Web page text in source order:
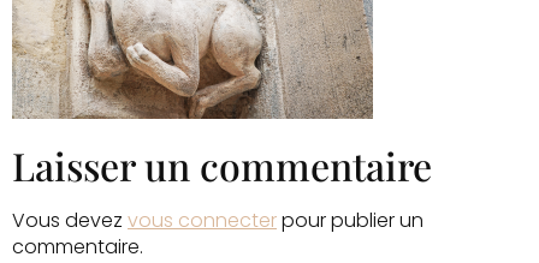
Laisser un commentaire
Vous devez vous connecterpour publier un
commentaire.